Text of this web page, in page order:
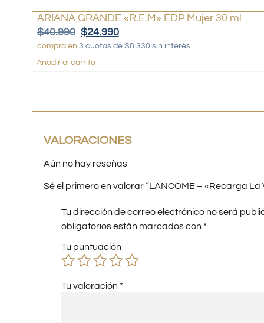
ARIANA GRANDE «R.E.M» EDP Mujer 30 ml
$40.990 $24.990
compra en 3 cuotas de $8.330 sin interés
Añadir al carrito
VALORACIONES
Aún no hay reseñas
Sé el primero en valorar “LANCOME – «Recarga La
Tu dirección de correo electrónico no será
obligatorios están marcados con *
Tu puntuación
Tu valoración *